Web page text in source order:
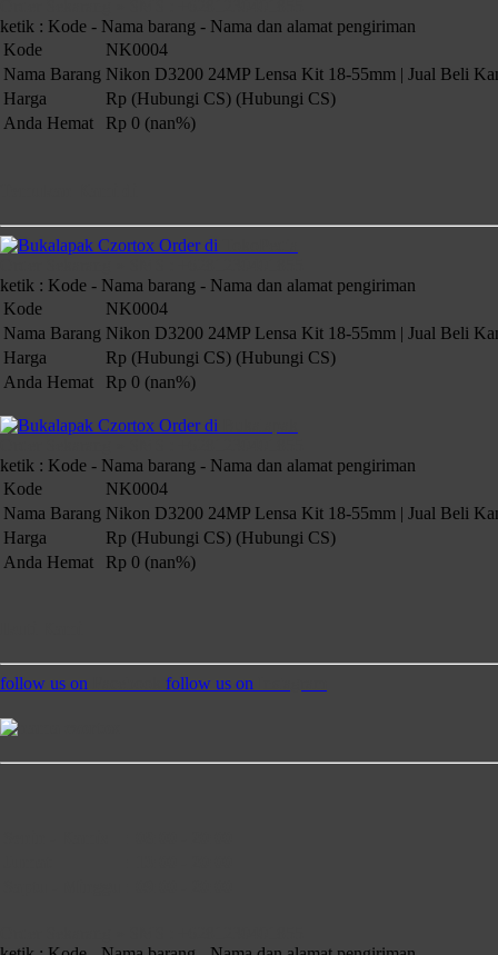
ketik : Kode - Nama barang - Nama dan alamat pengiriman
Kode
NK0004
Nama Barang Nikon D3200 24MP Lensa Kit 18-55mm | Jual Beli
Harga
Rp (Hubungi CS) (Hubungi CS)
Anda Hemat
Rp 0 (nan%)
Order di
ketik : Kode - Nama barang - Nama dan alamat pengiriman
Kode
NK0004
Nama Barang Nikon D3200 24MP Lensa Kit 18-55mm | Jual Beli
Harga
Rp (Hubungi CS) (Hubungi CS)
Anda Hemat
Rp 0 (nan%)
Order di
ketik : Kode - Nama barang - Nama dan alamat pengiriman
Kode
NK0004
Nama Barang Nikon D3200 24MP Lensa Kit 18-55mm | Jual Beli
Harga
Rp (Hubungi CS) (Hubungi CS)
Anda Hemat
Rp 0 (nan%)
follow us on follow us on